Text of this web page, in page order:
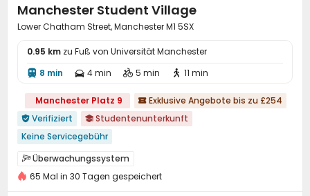
Manchester Student Village
Lower Chatham Street, Manchester M1 5SX
0.95 km zu Fuß von Universität Manchester
 8 min  4 min  5 min  11 min
Manchester Platz 9  Exklusive Angebote bis zu £254
 Verifiziert  Studentenunterkunft
Keine Servicegebühr
buchungen für das 26. studienjahr geöffnet
Zu Fuß zur Schule gehen
Fitnessstudio
Überwachungssystem
24-Stunden-Sicherheitsdienst
65 Mal in 30 Tagen gespeichert